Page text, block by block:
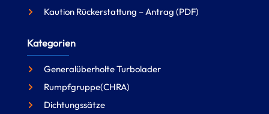
Kaution Rückerstattung – Antrag (PDF)
Kategorien
Generalüberholte Turbolader
Rumpfgruppe(CHRA)
Dichtungssätze